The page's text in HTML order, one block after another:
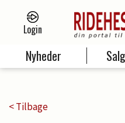
Login
Nyheder
< Tilbage